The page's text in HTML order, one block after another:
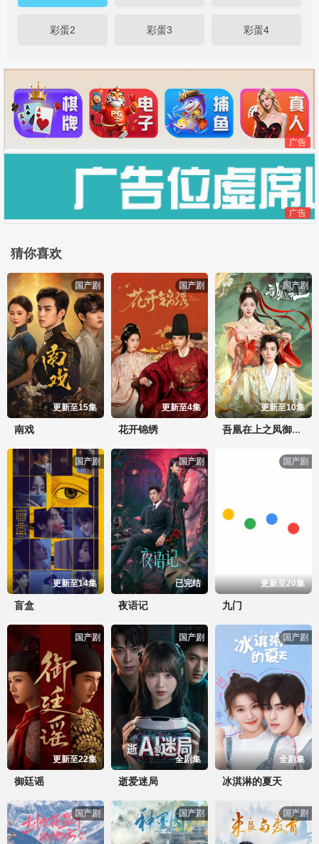
彩蛋2 彩蛋3 彩蛋4
广告
广告
猜你喜欢
国产剧
更新至15集
南戏
国产剧
更新至4集
花开锦绣
国产剧
更新至10集
吾凰在上之凤御四方
国产剧
更新至14集
盲盒
国产剧
已完结
夜语记
国产剧
更新至20集
九门
国产剧
更新至22集
御廷谣
国产剧
全剧集
逝爱迷局
国产剧
全剧集
冰淇淋的夏天
国产剧 国产剧 国产剧